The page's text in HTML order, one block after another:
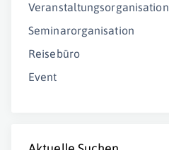
Veranstaltungsorganisation
Seminarorganisation
Reisebüro
Event